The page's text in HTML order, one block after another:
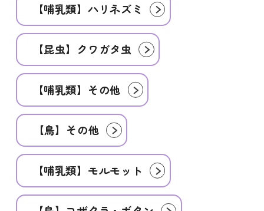
【哺乳類】ハリネズミ
【昆虫】クワガタ虫
【哺乳類】その他
【鳥】その他
【哺乳類】モルモット